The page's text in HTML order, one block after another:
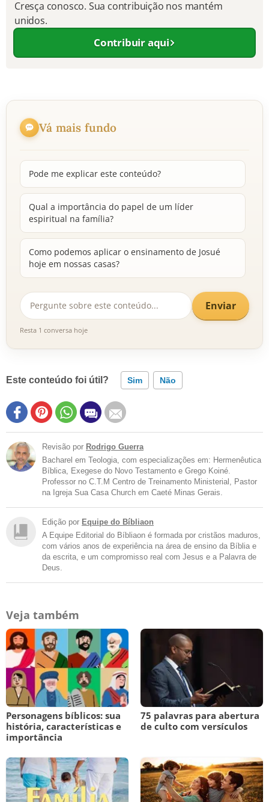
Cresça conosco. Sua contribuição nos mantém
unidos.
Contribuir aqui
Vá mais fundo
Pode me explicar este conteúdo?
Qual a importância do papel de um líder
espiritual na família?
Como podemos aplicar o ensinamento de Josué
hoje em nossas casas?
Enviar
Resta 1 conversa hoje
Este conteúdo foi útil? Sim Não
Revisão por Rodrigo Guerra
Bacharel em Teologia, com especializações em: Hermenêutica
Bíblica, Exegese do Novo Testamento e Grego Koiné.
Professor no C.T.M Centro de Treinamento Ministerial, Pastor
na Igreja Sua Casa Church em Caeté Minas Gerais.
Edição por Equipe do Bíbliaon
A Equipe Editorial do Bíbliaon é formada por cristãos maduros,
com vários anos de experiência na área de ensino da Bíblia e
da escrita, e um compromisso real com Jesus e a Palavra de
Deus.
Veja também
Personagens bíblicos: sua
história, características e
importância
75 palavras para abertura
de culto com versículos